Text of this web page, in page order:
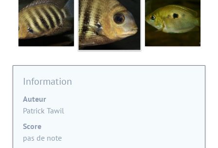
Information
Auteur
Patrick Tawil
Score
pas de note